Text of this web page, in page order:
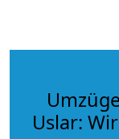
Uslar: